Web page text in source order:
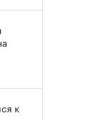
к